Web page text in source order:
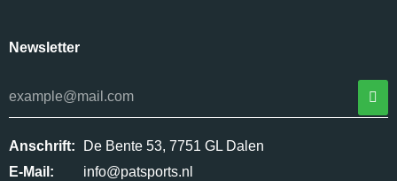
Newsletter
Anschrift:
De Bente 53, 7751 GL Dalen
E-Mail:
info@patsports.nl